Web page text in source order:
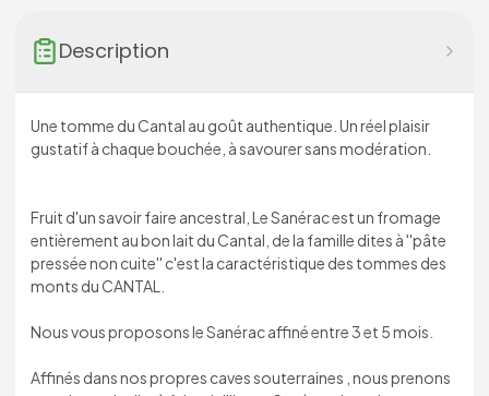
Description
Une tomme du Cantal au goût authentique. Un réel plaisir
gustatif à chaque bouchée, à savourer sans modération.
Fruit d'un savoir faire ancestral, Le Sanérac est un fromage
entièrement au bon lait du Cantal, de la famille dites à ''pâte
pressée non cuite'' c'est la caractéristique des tommes des
monts du CANTAL.
Nous vous proposons le Sanérac affiné entre 3 et 5 mois.
Affinés dans nos propres caves souterraines , nous prenons